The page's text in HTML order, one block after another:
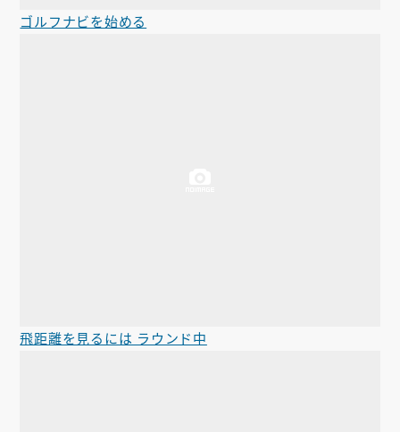
ゴルフナビを始める
飛距離を見るには ラウンド中